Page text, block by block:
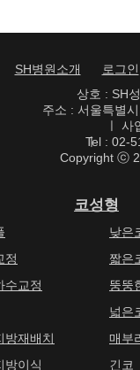
SH병원소개 로그인
상호 : SH
주소 : 서울특별
ㅣ
ㅣ
Tel : 02-
Copyright ⓒ
정
수교정
방재배치
방이식
코성형
낮은
짧은
뚱뚱
넓은
매부
긴코